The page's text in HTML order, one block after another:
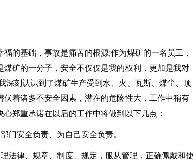
的基础，事故是痛苦的根源;作为煤矿的一名员工，
矿的一分子，安全不仅仅是我的权利，更加是我对
深刻认识到了煤矿生产受到水、火、瓦斯、煤尘、顶
着诸多不安全因素，潜在的危险性大，工作中稍有
郑重承诺在以后的工作中将做到以下几点：
门安全负责、为自己安全负责。
法律、规章、制度、规定，服从管理，正确佩戴和使